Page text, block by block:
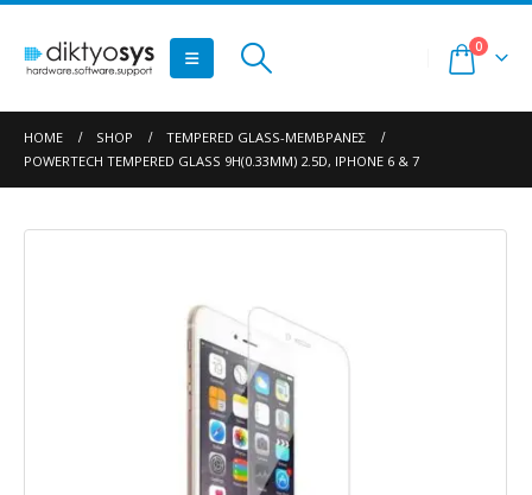
0
HOME SHOP
TEMPERED GLASS-ΜΕΜΒΡΆΝΕΣ
POWERTECH TEMPERED GLASS 9H(0.33MM) 2.5D, IPHONE 6 & 7